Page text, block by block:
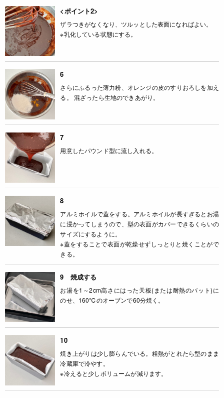
<ポイント2>
ザラつきがなくなり、ツルッとした表面になればよい。
※乳化している状態にする。
6
さらにふるった薄力粉、オレンジの皮のすりおろしを加え
る。 混ざったら生地のできあがり。
7
用意したパウンド型に流し入れる。
8
アルミホイルで蓋をする。アルミホイルが長すぎるとお湯
に浸かってしまうので、型の表面がカバーできるくらいの
サイズにするように。
※蓋をすることで表面が乾燥せずしっとりと焼くことがで
きる。
9 焼成する
お湯を1～2cm高さにはった天板(または耐熱のバット)に
のせ、160℃のオーブンで60分焼く。
10
焼き上がりは少し膨らんでいる。粗熱がとれたら型のまま
冷蔵庫で冷やす。
※冷えると少しボリュームが減ります。